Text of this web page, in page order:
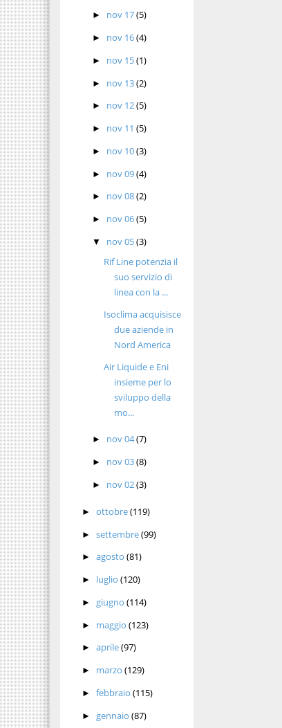
► nov 17(5)
► nov 16(4)
► nov 15(1)
► nov 13(2)
► nov 12(5)
► nov 11(5)
► nov 10(3)
► nov 09(4)
► nov 08(2)
► nov 06(5)
▼ nov 05(3)
Rif Line potenzia il
suo servizio di
linea con la ...
Isoclima acquisisce
due aziende in
Nord America
Air Liquide e Eni
insieme per lo
sviluppo della
mo...
► nov 04(7)
► nov 03(8)
► nov 02(3)
► ottobre(119)
► settembre(99)
► agosto (81)
► luglio (120)
► giugno (114)
► maggio (123)
► aprile(97)
► marzo (129)
► febbraio (115)
► gennaio (87)